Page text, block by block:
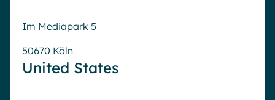
Im Mediapark 5
50670 Köln
United States